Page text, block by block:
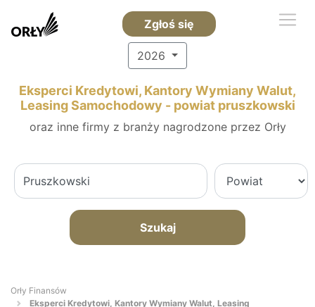
Zgłoś się
2026
Eksperci Kredytowi, Kantory Wymiany Walut,
Leasing Samochodowy - powiat pruszkowski
oraz inne firmy z branży nagrodzone przez Orły
Szukaj
Orły Finansów
Eksperci Kredytowi, Kantory Wymiany Walut, Leasing